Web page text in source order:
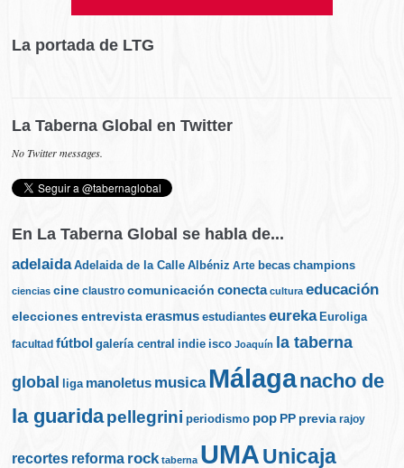
La portada de LTG
La Taberna Global en Twitter
No Twitter messages.
En La Taberna Global se habla de...
adelaida Adelaida de la Calle Albéniz Arte becas champions
ciencias cine claustro comunicación conecta cultura educación
elecciones entrevista erasmus estudiantes eureka Euroliga
facultad fútbol galería central indie isco Joaquín la taberna
global liga manoletus musica Málaganacho de
la guaridapellegrini periodismo pop PP previa rajoy
recortes reforma rock taberna UMA Unicaja